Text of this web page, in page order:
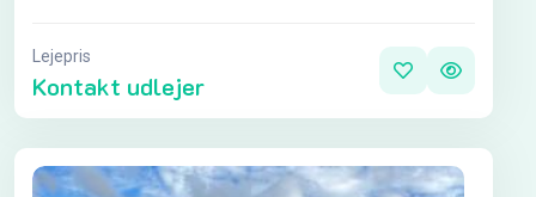
Lejepris
Kontakt udlejer